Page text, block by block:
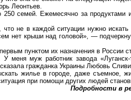
Леонтьев.
250 семей. Ежемесячно за
не в каждой ситуации нужно
нет крыши над головой», —
пунктом их назначения в России
муж работник завода «Луганск-
гражданка Украины Любовь
жилье в городе, даже съемное,
при помощи других людей
Подробности в